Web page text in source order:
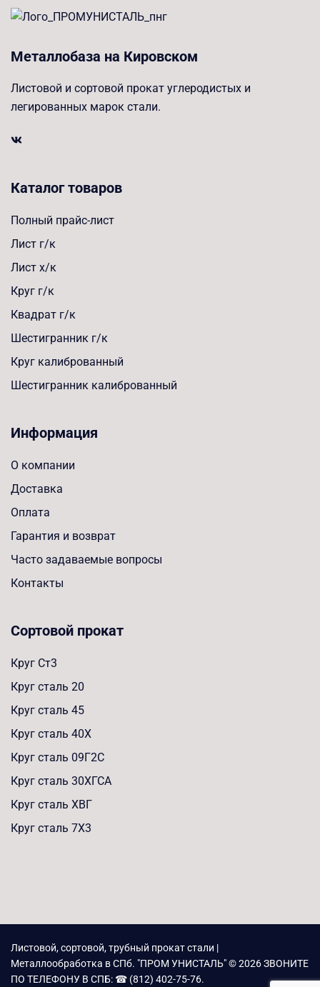
Металлобаза на Кировском
Листовой и сортовой прокат углеродистых и
легированных марок стали.
Каталог товаров
Полный прайс-лист
Лист г/к
Лист х/к
Круг г/к
Квадрат г/к
Шестигранник г/к
Круг калиброванный
Шестигранник калиброванный
Информация
О компании
Доставка
Оплата
Гарантия и возврат
Часто задаваемые вопросы
Контакты
Сортовой прокат
Круг Ст3
Круг сталь 20
Круг сталь 45
Круг сталь 40Х
Круг сталь 09Г2С
Круг сталь 30ХГСА
Круг сталь ХВГ
Круг сталь 7Х3
Листовой, сортовой, трубный прокат стали |
Металлообработка в СПб. "ПРОМ УНИСТАЛЬ" © 2026 ЗВОНИТЕ
ПО ТЕЛЕФОНУ В СПБ: ☎ (812) 402-75-76.